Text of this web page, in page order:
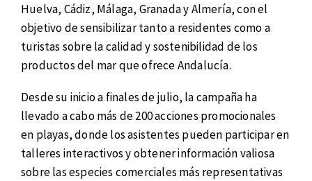
Huelva, Cádiz, Málaga, Granada y Almería, con el
objetivo de sensibilizar tanto a residentes como a
turistas sobre la calidad y sostenibilidad de los
productos del mar que ofrece Andalucía.
Desde su inicio a finales de julio, la campaña ha
llevado a cabo más de 200 acciones promocionales
en playas, donde los asistentes pueden participar en
talleres interactivos y obtener información valiosa
sobre las especies comerciales más representativas